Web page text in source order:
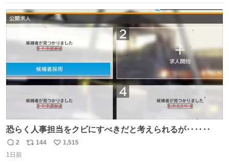
送設備に外部から不正に音声が流された可能性も含めて確
認を実施」と説明した。
ト
数
数
恐らく人事担当をクビにすべきだと考えられるが‥‥‥
返
信
2
リ
144
い
1,515
1日前